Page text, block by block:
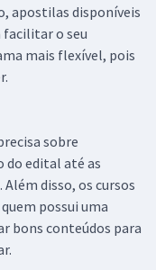
apostilas disponíveis
facilitar o seu
mais flexível, pois
sobre
do edital até as
disso, os cursos
possui uma
bons conteúdos para